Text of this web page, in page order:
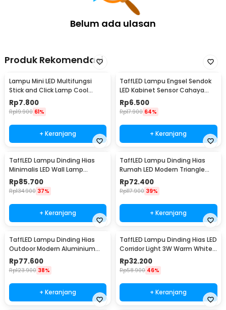
Belum ada ulasan
Produk Rekomendasi
Lampu Mini LED Multifungsi
Stick and Click Lamp Cool
White 6.5cm - LL003
Rp7.800
Rp19.900 61%
+ Keranjang
TaffLED Lampu Engsel Sendok
LED Kabinet Sensor Cahaya
Cool White 12V - XYD
Rp6.500
Rp17.900 64%
+ Keranjang
TaffLED Lampu Dinding Hias
Minimalis LED Wall Lamp
Aluminium 12W Warm White -
B1001
Rp85.700
Rp134.900 37%
+ Keranjang
TaffLED Lampu Dinding Hias
Rumah LED Modern Triangle
Aluminium 3W - ABD-3W-SJX
Rp72.400
Rp117.900 39%
+ Keranjang
TaffLED Lampu Dinding Hias
Outdoor Modern Aluminium
6W Warm White - MSL021
Rp77.600
Rp123.900 38%
+ Keranjang
TaffLED Lampu Dinding Hias LED
Corridor Light 3W Warm White
3000K - F0011
Rp32.200
Rp58.900 46%
+ Keranjang